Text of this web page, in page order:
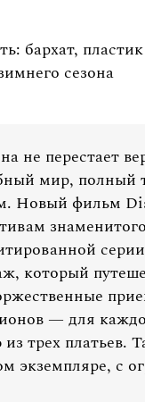
бархат,
сезона
не перестает
мир, полный
Новый фильм
который
— для
трех платьев.
экземпляре, с